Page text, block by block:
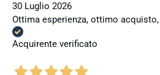
30 Luglio 2026
Ottima esperienza, ottimo
Acquirente verificato